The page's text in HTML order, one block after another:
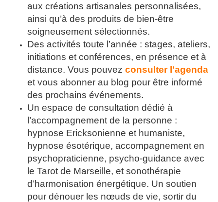
aux créations artisanales personnalisées,
ainsi qu’à des produits de bien-être
soigneusement sélectionnés.
Des activités toute l’année : stages, ateliers,
initiations et conférences, en présence et à
distance. Vous pouvez consulter l’agenda
et vous abonner au blog pour être informé
des prochains événements.
Un espace de consultation dédié à
l’accompagnement de la personne :
hypnose Ericksonienne et humaniste,
hypnose ésotérique, accompagnement en
psychopraticienne, psycho-guidance avec
le Tarot de Marseille, et sonothérapie
d’harmonisation énergétique. Un soutien
pour dénouer les nœuds de vie, sortir du